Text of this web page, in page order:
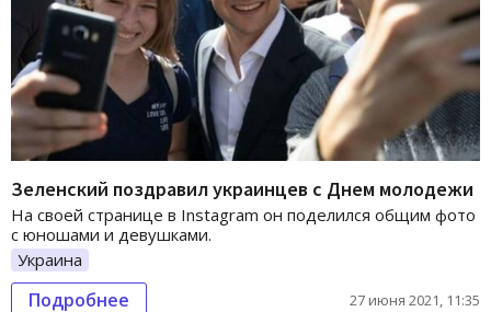
Зеленский поздравил украинцев с Днем молодежи
На своей странице в Instagram он поделился общим фото
с юношами и девушками.
Украина
Подробнее 27 июня 2021, 11:35